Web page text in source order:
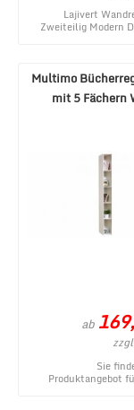
Lajivert
Zweiteilig Modern
Multimo
mit 5 Fächern
ab
Sie
Produktangebot